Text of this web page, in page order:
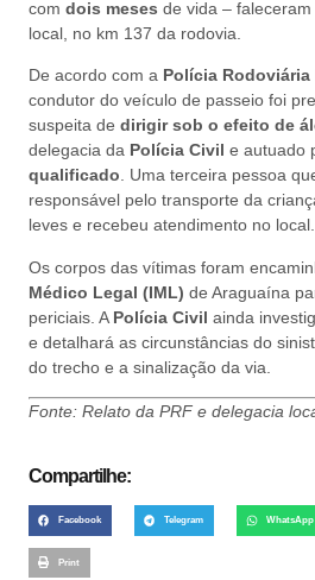
com dois meses de vida –
local, no km 137 da rodovia.
De acordo com a Polícia Rodoviária
condutor do veículo de passeio foi
suspeita de dirigir sob o efeito de
delegacia da Polícia Civil e autuado
qualificado . Uma terceira pessoa
responsável pelo transporte da
leves e recebeu atendimento no local.
Os corpos das vítimas foram
Médico Legal (IML) de Araguaína
periciais. A Polícia Civil ainda
e detalhará as circunstâncias do
do trecho e a sinalização da via.
Fonte: Relato da PRF e delegacia
Compartilhe:
Facebook Telegram WhatsApp
Print